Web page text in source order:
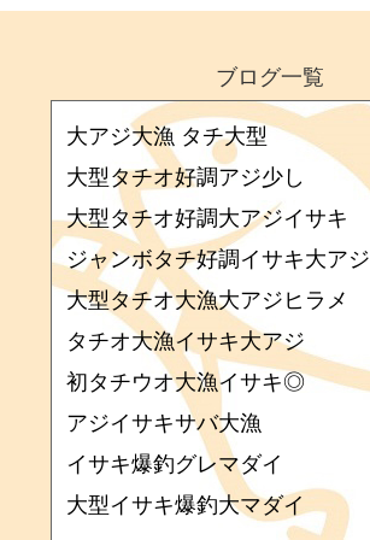
ブログ一覧
大アジ大漁 タチ大型
大型タチオ好調アジ少し
大型タチオ好調大アジイサキ
ジャンボタチ好調イサキ大アジ
大型タチオ大漁大アジヒラメ
タチオ大漁イサキ大アジ
初タチウオ大漁イサキ◎
アジイサキサバ大漁
イサキ爆釣グレマダイ
大型イサキ爆釣大マダイ